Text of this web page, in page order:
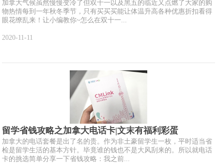
加拿大气候虽然慢慢变冷了但双十一以及黑五的临近又点燃了大家的购
物热情每到一年秋冬季节，只有买买买能让体温升高各种优惠折扣看得
眼花缭乱来！让小编教你~怎么在双十一...
2020-11-11
留学省钱攻略之加拿大电话卡|文末有福利彩蛋
加拿大的电话套餐是出了名的贵。作为非土豪留学生一枚，平时适当省
检是留学生活的基本方针。毕竟谁的钱也不是大风刮来的。所以就电话
卡的挑选简单分享一下省钱攻略：我之前...